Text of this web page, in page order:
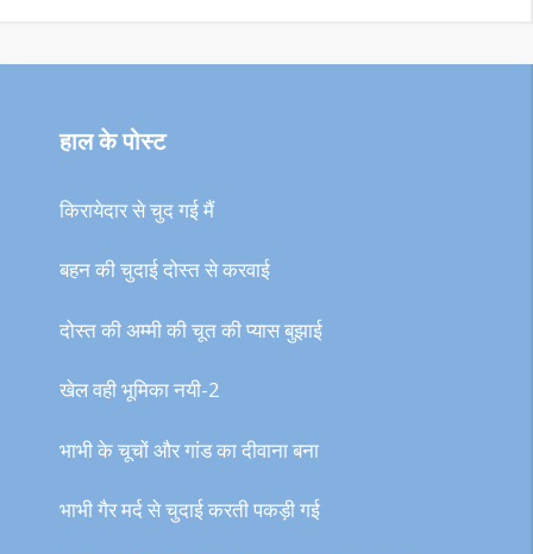
हाल के पोस्ट
किरायेदार से चुद गई मैं
बहन की चुदाई दोस्त से करवाई
दोस्त की अम्मी की चूत की प्यास बुझाई
खेल वही भूमिका नयी-2
भाभी के चूचों और गांड का दीवाना बना
भाभी गैर मर्द से चुदाई करती पकड़ी गई